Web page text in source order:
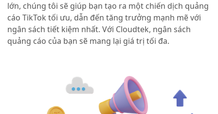
lớn, chúng tôi sẽ giúp bạn tạo ra một chiến dịch quảng
cáo TikTok tối ưu, dẫn đến tăng trưởng mạnh mẽ với
ngân sách tiết kiệm nhất. Với Cloudtek, ngân sách
quảng cáo của bạn sẽ mang lại giá trị tối đa.